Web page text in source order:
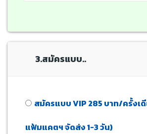
3.สมัครแบบ..
สมัครแบบ VIP 285 บาท/ครั้งเ
แฟ้มแคตฯ จัดส่ง 1-3 วัน)